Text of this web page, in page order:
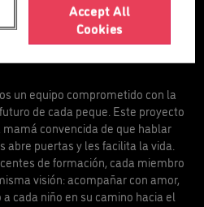
equipo
un equipo comprometido con la
de cada peque. Este proyecto
convencida de que hablar
abre puertas y les facilita la vida.
de formación, cada miembro
visión: acompañar con amor,
cada niño en su camino hacia el
Accept All
Cookies